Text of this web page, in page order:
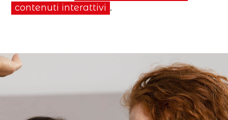
contenuti interattivi .